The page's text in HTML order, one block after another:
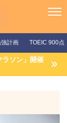
計画 TOEIC 900点
ラソン」開催